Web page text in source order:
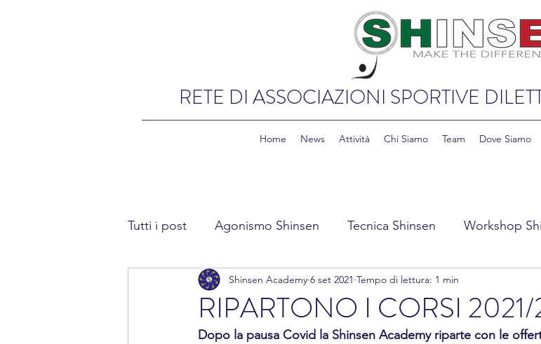
RETE DI ASSOCIAZIONI SPORTIVE
Home News Attività Chi Siamo Team Dove Siamo
Tutti i post Agonismo Shinsen Tecnica Shinsen Workshop
Fitness Shinsen Academy Shinsen Education & Cultura
RIPARTONO I CORSI
Shinsen Academy 6 set 2021 Tempo di lettura: 1 min
Dopo la pausa Covid la Shinsen Academy riparte con le